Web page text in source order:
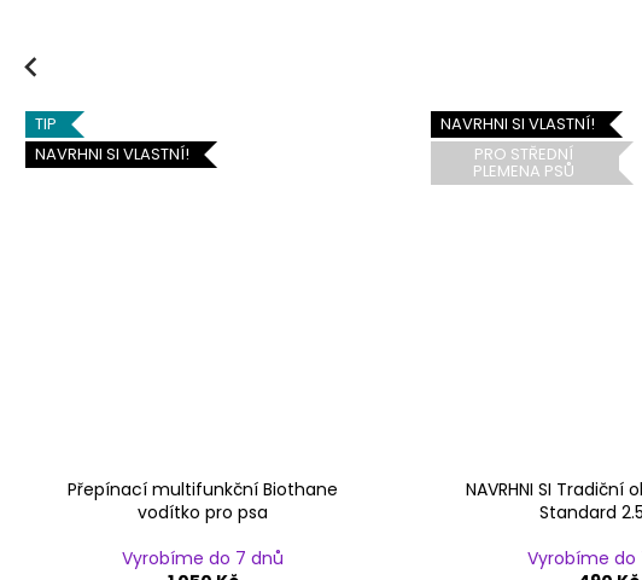
Previous
TIP
NAVRHNI SI VLASTNÍ!
Přepínací multifunkční Biothane
vodítko pro psa
Vyrobíme do 7 dnů
NAVRHNI SI VLASTNÍ!
PRO STŘEDNÍ
PLEMENA PSŮ
NAVRHNI SI Tradiční
Standard
Vyrobíme do